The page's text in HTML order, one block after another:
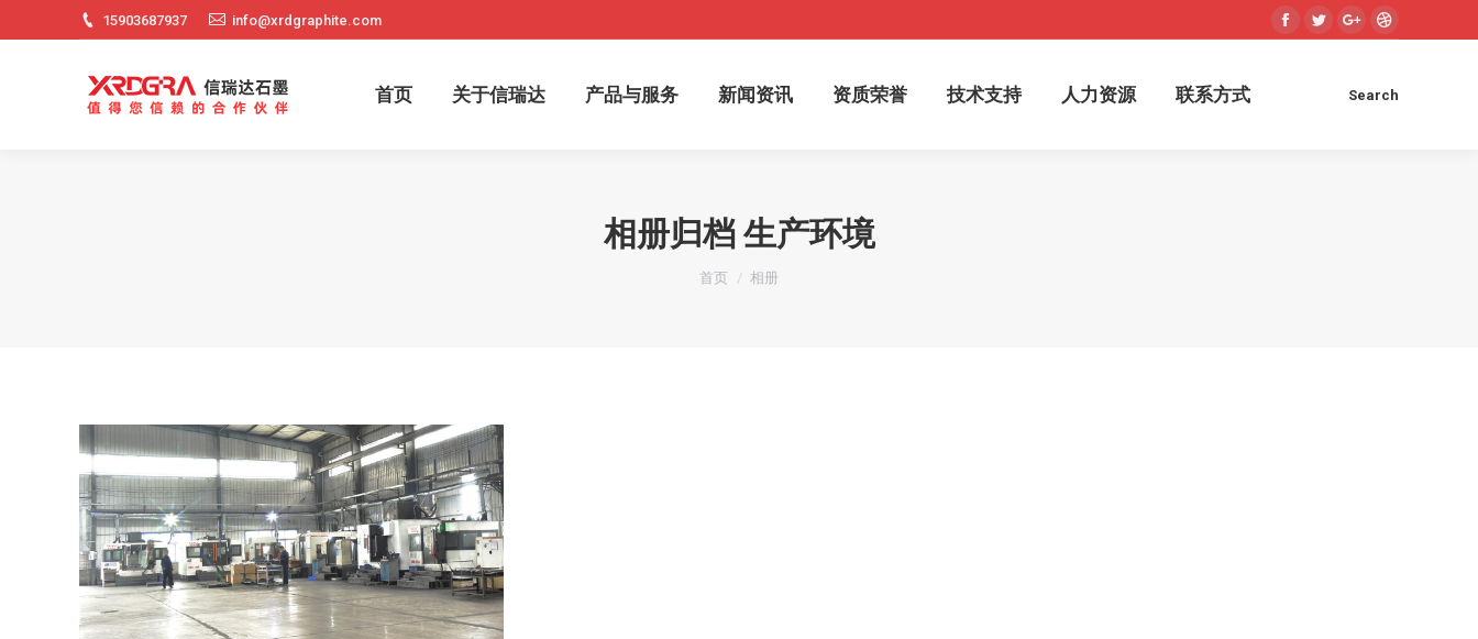
15903687937 info@xrdgraphite.com
Facebook
TwitterGoogle+Dribbble
首页 关于信瑞达 产品与服务 新闻资讯 资质荣誉 技术支持 人力资源 联系方式 Search:
Search
相册归档 生产环境
您在这里：
首页 相册
首页 关于信瑞达 产品与服务 新闻资讯 资质荣誉 技术支持 人力资源 联系方式 Search:
Search